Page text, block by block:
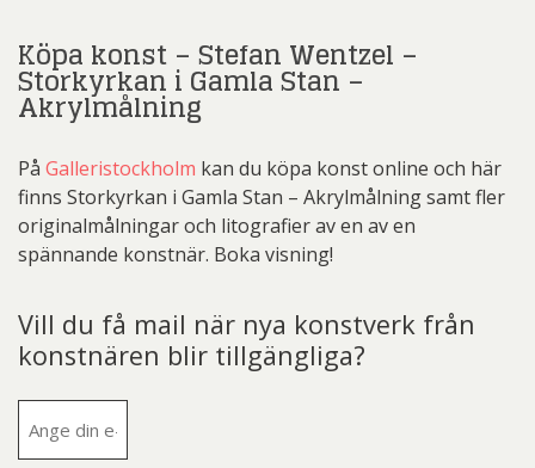
Köpa konst – Stefan Wentzel –
Storkyrkan i Gamla Stan –
Akrylmålning
På Galleristockholm kan du köpa konst online och här
finns Storkyrkan i Gamla Stan – Akrylmålning samt fler
originalmålningar och litografier av en av en
spännande konstnär. Boka visning!
Vill du få mail när nya konstverk från
konstnären blir tillgängliga?